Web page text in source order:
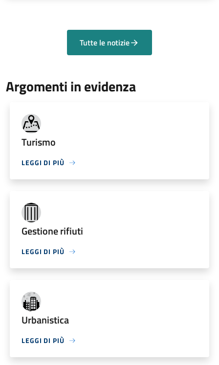
Tutte le notizie
Argomenti in evidenza
Turismo
LEGGI DI PIÙ
Gestione rifiuti
LEGGI DI PIÙ
Urbanistica
LEGGI DI PIÙ